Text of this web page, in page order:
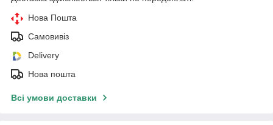
Нова Пошта
Самовивіз
Delivery
Нова пошта
Всі умови доставки